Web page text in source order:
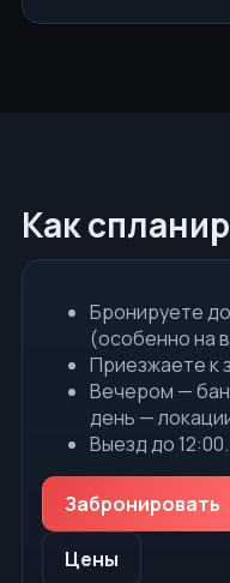
Как
Бронируете
(особенно на
Приезжаете к
Вечером —
день —
Выезд до 12:00.
Забронировать
Цены